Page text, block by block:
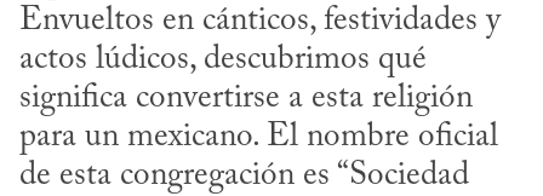
Envueltos en cánticos, festividades y
actos lúdicos, descubrimos qué
significa convertirse a esta religión
para un mexicano. El nombre oficial
de esta congregación es “Sociedad